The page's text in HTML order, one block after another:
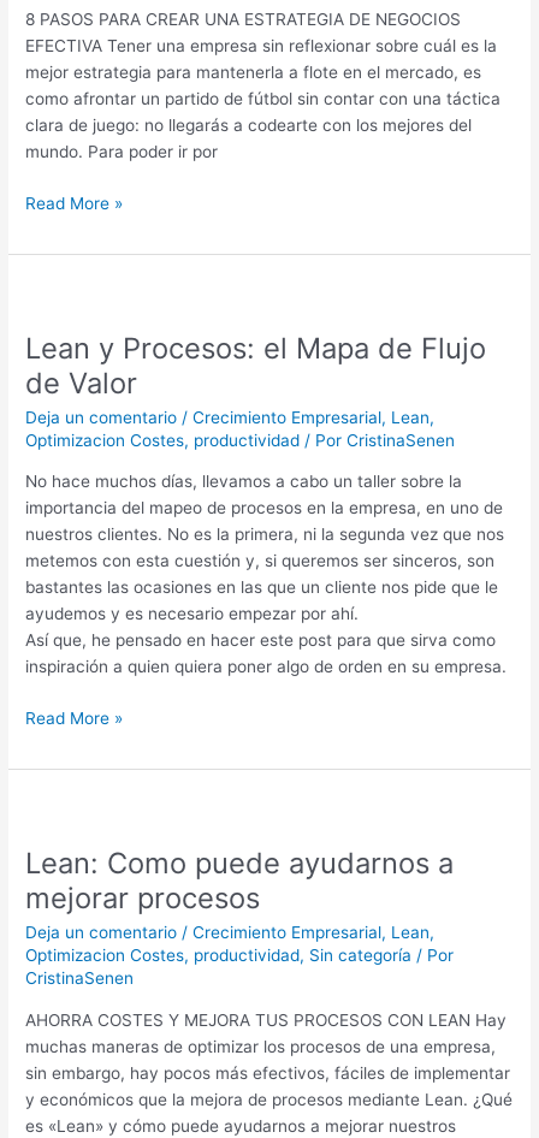
8 PASOS PARA CREAR UNA ESTRATEGIA DE NEGOCIOS
EFECTIVA Tener una empresa sin reflexionar sobre cuál es la
mejor estrategia para mantenerla a flote en el mercado, es
como afrontar un partido de fútbol sin contar con una táctica
clara de juego: no llegarás a codearte con los mejores del
mundo. Para poder ir por
negocios
efectiva
Read More »
Lean y Procesos: el Mapa de Flujo
de Valor
Deja un comentario /Crecimiento Empresarial, Lean,
Optimizacion Costes, productividad / PorCristinaSenen
No hace muchos días, llevamos a cabo un taller sobre la
importancia del mapeo de procesos en la empresa, en uno de
nuestros clientes. No es la primera, ni la segunda vez que nos
metemos con esta cuestión y, si queremos ser sinceros, son
bastantes las ocasiones en las que un cliente nos pide que le
ayudemos y es necesario empezar por ahí.
Así que, he pensado en hacer este post para que sirva como
inspiración a quien quiera poner algo de orden en su empresa.
Procesos:
el
Mapa
de
Flujo
de
Valor
Read More »
Lean: Como puede ayudarnos a
mejorar procesos
Deja un comentario /Crecimiento Empresarial, Lean,
Optimizacion Costes, productividad, Sin categoría / Por
CristinaSenen
AHORRA COSTES Y MEJORA TUS PROCESOS CON LEAN Hay
muchas maneras de optimizar los procesos de una empresa,
sin embargo, hay pocos más efectivos, fáciles de implementar
y económicos que la mejora de procesos mediante Lean. ¿Qué
es «Lean» y cómo puede ayudarnos a mejorar nuestros
puede
ayudarnos
a
mejorar
procesos